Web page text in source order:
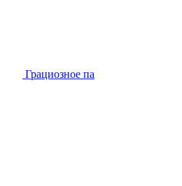
Грациозное па